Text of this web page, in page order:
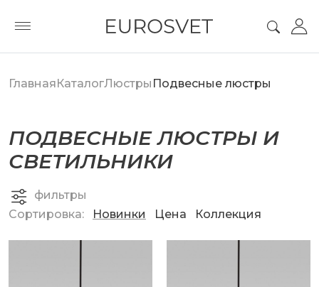
ГлавнаяКаталогЛюстры Подвесные люстры
ПОДВЕСНЫЕ ЛЮСТРЫ И
СВЕТИЛЬНИКИ
фильтры
Сортировка:
Новинки Цена Коллекция